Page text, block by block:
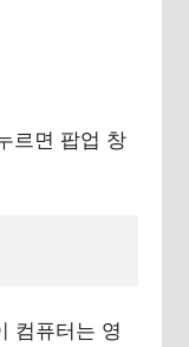
르면 팝업 창
컴퓨터는 영